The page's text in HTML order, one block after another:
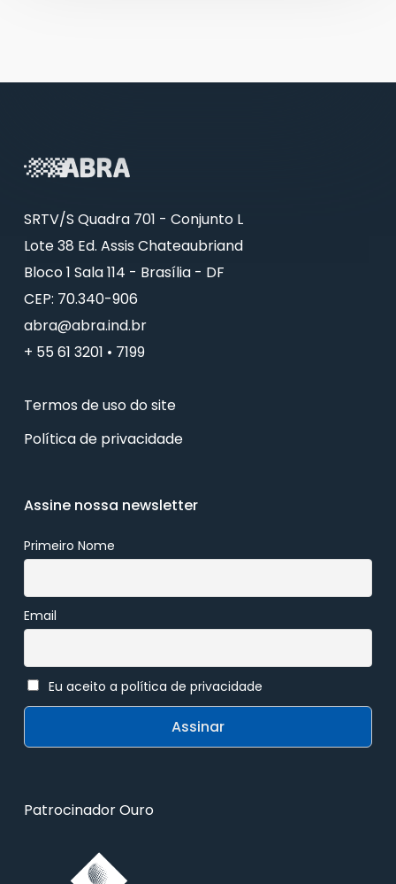
SRTV/S Quadra 701 - Conjunto L
Lote 38 Ed. Assis Chateaubriand
Bloco 1 Sala 114 - Brasília - DF
CEP: 70.340-906
abra@abra.ind.br
+ 55 61 3201 • 7199
Termos de uso do site
Política de privacidade
Assine nossa newsletter
Primeiro Nome
Email
Eu aceito a política de privacidade
Patrocinador Ouro